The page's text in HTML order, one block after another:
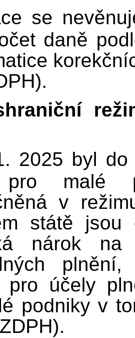
se
daně
2025 byl do
malé
v
státě jsou
nárok
pro účely
podniky v